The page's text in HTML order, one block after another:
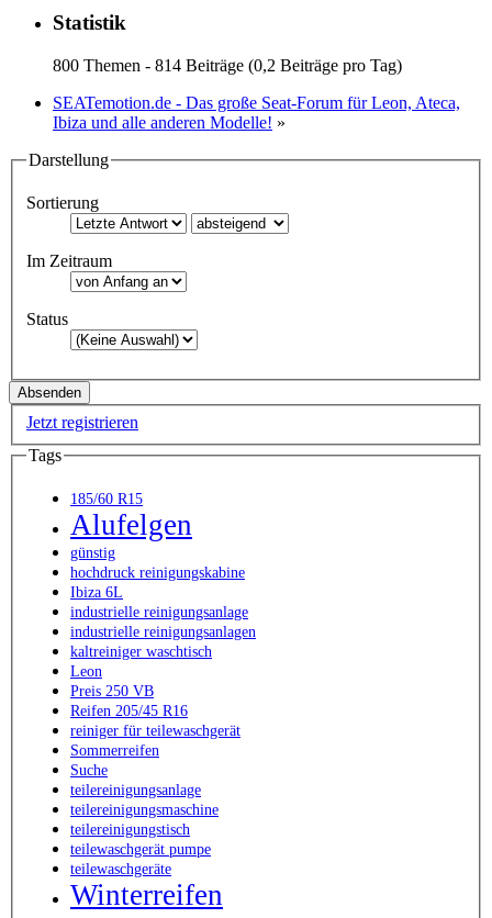
Statistik
800 Themen - 814 Beiträge (0,2 Beiträge pro Tag)
SEATemotion.de - Das große Seat-Forum für Leon, Ateca,
Ibiza und alle anderen Modelle! »
Darstellung
Sortierung
Im Zeitraum
Status
Jetzt registrieren
Tags
185/60 R15
Alufelgen
günstig
hochdruck reinigungskabine
Ibiza 6L
industrielle reinigungsanlage
industrielle reinigungsanlagen
kaltreiniger waschtisch
Leon
Preis 250 VB
Reifen 205/45 R16
reiniger für teilewaschgerät
Sommerreifen
Suche
teilereinigungsanlage
teilereinigungsmaschine
teilereinigungstisch
teilewaschgerät pumpe
teilewaschgeräte
Winterreifen